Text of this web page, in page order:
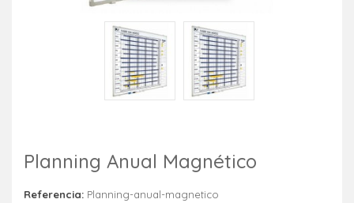
Planning Anual Magnético
Referencia: Planning-anual-magnetico